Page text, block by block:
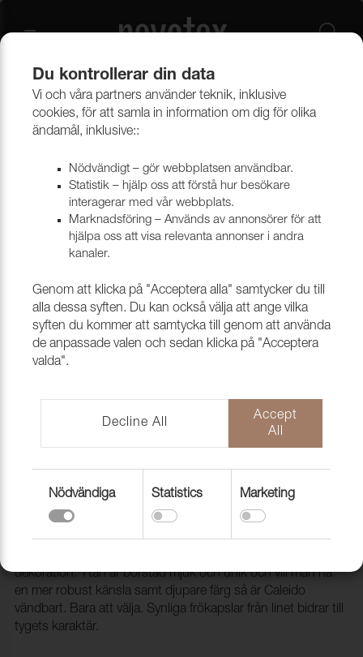
Beklädnadsmaterial Möbeltyger Alla möbeltyger
Tyg Caleido 3789 Rose garden
1005911
dekoration. Ytan är borstad mjuk och unik och vill man ha
en mer robust känsla samt djupare färg så är Caleido
vändbart. Bara att välja. Synliga frökapslar från linet bidrar till
tygets karaktär.
Du kontrollerar din data
Vi och våra partners använder teknik, inklusive
cookies, för att samla in information om dig för olika
ändamål, inklusive::
Nödvändigt – gör webbplatsen användbar.
Statistik – hjälp oss att förstå hur besökare
interagerar med vår webbplats.
Marknadsföring – Används av annonsörer för att
hjälpa oss att visa relevanta annonser i andra
kanaler.
Genom att klicka på "Acceptera alla" samtycker du till
alla dessa syften. Du kan också välja att ange vilka
syften du kommer att samtycka till genom att använda
de anpassade valen och sedan klicka på "Acceptera
valda".
Decline All
Accept
All
Nödvändiga Statistics Marketing